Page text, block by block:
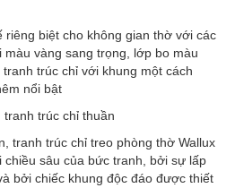
biệt cho không gian thờ với các
màu vàng sang trọng, lớp bo màu
trúc chỉ với khung một cách
nổi bật
trúc chỉ thuần
tranh trúc chỉ treo phòng thờ Wallux
sâu của bức tranh, bởi sự lấp
bởi chiếc khung độc đáo được thiết